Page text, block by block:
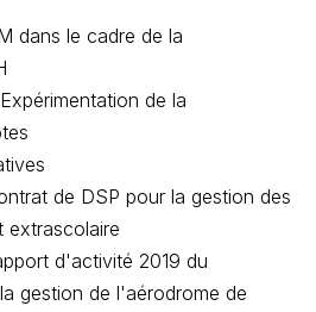
dans le cadre de la
de la
de DSP pour la gestion des
extrascolaire
d'activité 2019 du
gestion de l'aérodrome de